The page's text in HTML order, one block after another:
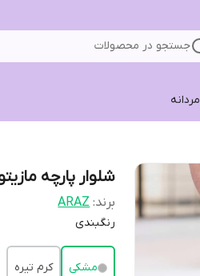
جستجو در محصولات
مردانه
شلوار پارچه
برند: ARAZ
رنگبندی
مشکی کرم تیره